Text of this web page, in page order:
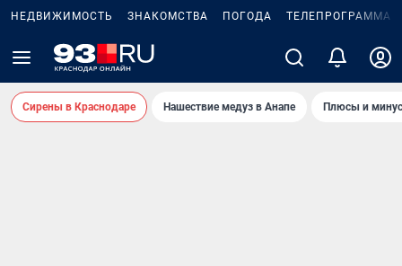
НЕДВИЖИМОСТЬ ЗНАКОМСТВА ПОГОДА ТЕЛЕПРОГРАММА
Сирены в Краснодаре Нашествие медуз в Анапе Плюсы и